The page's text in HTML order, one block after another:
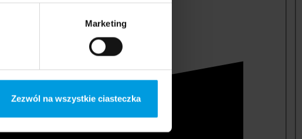
Marketing
Zezwól na wszystkie ciasteczka